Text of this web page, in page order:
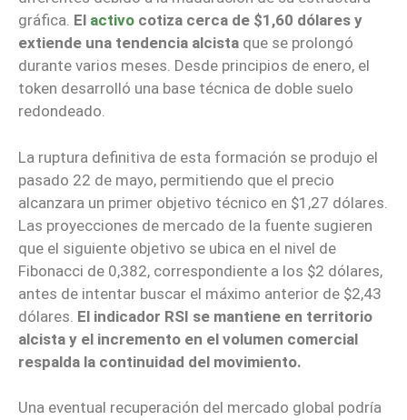
gráfica. El activo cotiza cerca de $1,60 dólares y
extiende una tendencia alcista que se prolongó
durante varios meses. Desde principios de enero, el
token desarrolló una base técnica de doble suelo
redondeado.
La ruptura definitiva de esta formación se produjo el
pasado 22 de mayo, permitiendo que el precio
alcanzara un primer objetivo técnico en $1,27 dólares.
Las proyecciones de mercado de la fuente sugieren
que el siguiente objetivo se ubica en el nivel de
Fibonacci de 0,382, correspondiente a los $2 dólares,
antes de intentar buscar el máximo anterior de $2,43
dólares. El indicador RSI se mantiene en territorio
alcista y el incremento en el volumen comercial
respalda la continuidad del movimiento.
Una eventual recuperación del mercado global podría